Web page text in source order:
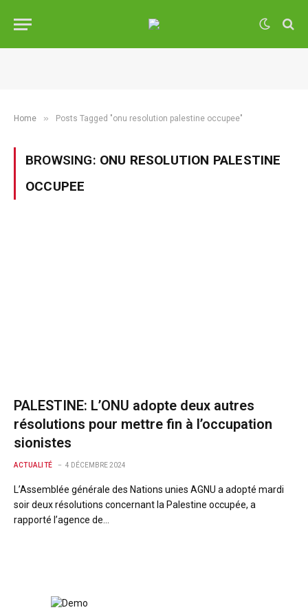
Home » Posts Tagged "onu resolution palestine occupee"
BROWSING: ONU RESOLUTION PALESTINE
OCCUPEE
PALESTINE: L’ONU adopte deux autres
résolutions pour mettre fin à l’occupation
sionistes
ACTUALITÉ 4 DÉCEMBRE 2024
L’Assemblée générale des Nations unies AGNU a adopté mardi
soir deux résolutions concernant la Palestine occupée, a
rapporté l’agence de…